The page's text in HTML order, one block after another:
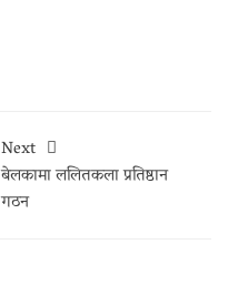
Next
बेलकामा ललितकला प्रतिष्ठान
गठन